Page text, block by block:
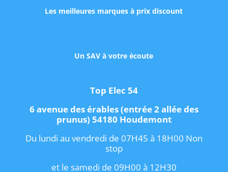
Les meilleures marques à prix discount
Un SAV à votre écoute
Top Elec 54
6 avenue des érables (entrée 2 allée des
prunus) 54180 Houdemont
Du lundi au vendredi de 07H45 à 18H00 Non
stop
et le samedi de 09H00 à 12H30